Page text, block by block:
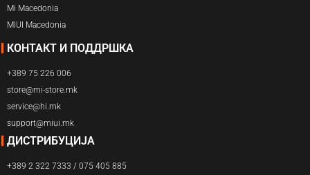
Mi Macedonia
MIUI Macedonia
КОНТАКТ И ПОДДРШКА
+389 75 226 006
store@mi-store.mk
service@hi.mk
support@miui.mk
ДИСТРИБУЦИЈА
+389 2 322 7333 / 075 405 885